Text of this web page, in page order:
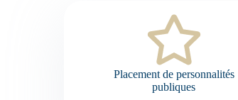
Placement de personnalités
publiques